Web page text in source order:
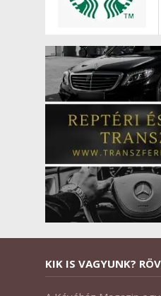
KIK IS VAGYUNK?